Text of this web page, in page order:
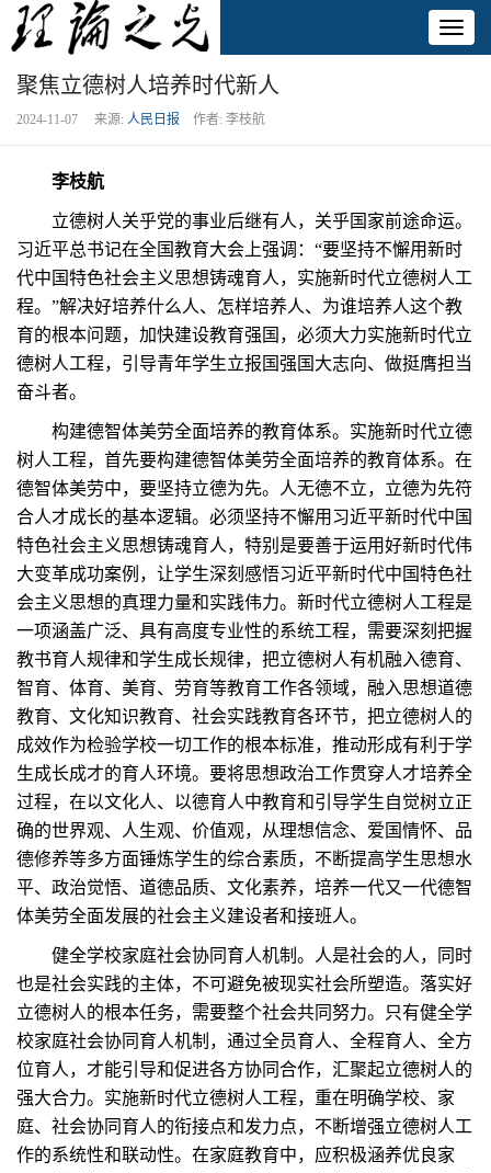
聚焦立德树人培养时代新人
2024-11-07 来源: 人民日报 作者: 李枝航
李枝航
立德树人关乎党的事业后继有人，关乎国家前途命运。
习近平总书记在全国教育大会上强调：“要坚持不懈用新时
代中国特色社会主义思想铸魂育人，实施新时代立德树人工
程。”解决好培养什么人、怎样培养人、为谁培养人这个教
育的根本问题，加快建设教育强国，必须大力实施新时代立
德树人工程，引导青年学生立报国强国大志向、做挺膺担当
奋斗者。
构建德智体美劳全面培养的教育体系。实施新时代立德
树人工程，首先要构建德智体美劳全面培养的教育体系。在
德智体美劳中，要坚持立德为先。人无德不立，立德为先符
合人才成长的基本逻辑。必须坚持不懈用习近平新时代中国
特色社会主义思想铸魂育人，特别是要善于运用好新时代伟
大变革成功案例，让学生深刻感悟习近平新时代中国特色社
会主义思想的真理力量和实践伟力。新时代立德树人工程是
一项涵盖广泛、具有高度专业性的系统工程，需要深刻把握
教书育人规律和学生成长规律，把立德树人有机融入德育、
智育、体育、美育、劳育等教育工作各领域，融入思想道德
教育、文化知识教育、社会实践教育各环节，把立德树人的
成效作为检验学校一切工作的根本标准，推动形成有利于学
生成长成才的育人环境。要将思想政治工作贯穿人才培养全
过程，在以文化人、以德育人中教育和引导学生自觉树立正
确的世界观、人生观、价值观，从理想信念、爱国情怀、品
德修养等多方面锤炼学生的综合素质，不断提高学生思想水
平、政治觉悟、道德品质、文化素养，培养一代又一代德智
体美劳全面发展的社会主义建设者和接班人。
健全学校家庭社会协同育人机制。人是社会的人，同时
也是社会实践的主体，不可避免被现实社会所塑造。落实好
立德树人的根本任务，需要整个社会共同努力。只有健全学
校家庭社会协同育人机制，通过全员育人、全程育人、全方
位育人，才能引导和促进各方协同合作，汇聚起立德树人的
强大合力。实施新时代立德树人工程，重在明确学校、家
庭、社会协同育人的衔接点和发力点，不断增强立德树人工
作的系统性和联动性。在家庭教育中，应积极涵养优良家